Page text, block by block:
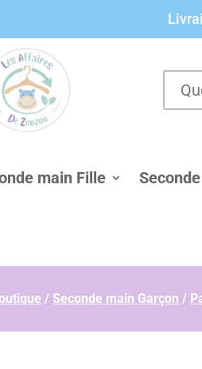
main Fille
/Seconde main Garçon /